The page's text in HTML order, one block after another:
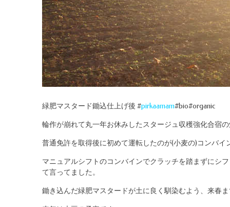
緑肥マスタード鋤込仕上げ後 #pirkaamam#bio#organic
輪作が崩れて丸一年お休みしたスタージュ収穫強化合宿
普通免許を取得後に初めて運転したのが(小麦の)コンバイ
マニュアルシフトのコンバインでクラッチを踏まずにシ
て言ってました。
鋤き込んだ緑肥マスタードが土に良く馴染むよう、来春